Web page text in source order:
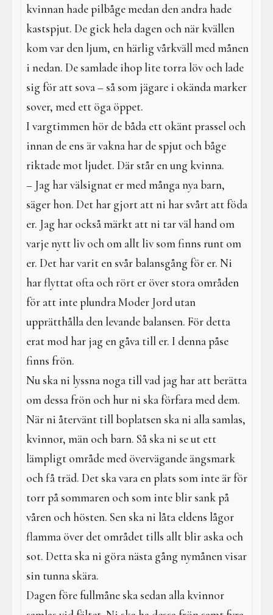
kvinnan hade pilbåge medan den andra hade
kastspjut. De gick hela dagen och när kvällen
kom var den ljum, en härlig vårkväll med månen
i nedan. De samlade ihop lite torra löv och lade
sig för att sova – så som jägare i okända marker
sover, med ett öga öppet.
I vargtimmen hör de båda ett okänt prassel och
innan de ens är vakna har de spjut och båge
riktade mot ljudet. Där står en ung kvinna.
– Jag har välsignat er med många nya barn,
säger hon. Det har gjort att ni har svårt att föda
er. Jag har också märkt att ni tar väl hand om
varje nytt liv och om allt liv som finns runt om
er. Det har varit en svår balansgång för er. Ni
har flyttat ofta och rört er över stora områden
för att inte plundra Moder Jord utan
upprätthålla den levande balansen. För detta
erat mod har jag en gåva till er. I denna påse
finns frön.
Nu ska ni lyssna noga till vad jag har att berätta
om dessa frön och hur ni ska förfara med dem.
När ni återvänt till boplatsen ska ni alla samlas,
kvinnor, män och barn. Så ska ni se ut ett
lämpligt område med övervägande ängsmark
och få träd. Det ska vara en plats som inte är för
torr på sommaren och som inte blir sank på
våren och hösten. Sen ska ni låta eldens lågor
flamma över det området tills allt blir aska och
sot. Detta ska ni göra nästa gång nymånen visar
sin tunna skära.
Dagen före fullmåne ska sedan alla kvinnor